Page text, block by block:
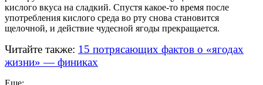
кислого вкуса на сладкий. Спустя какое-то время после
употребления кислого среда во рту снова становится
щелочной, и действие чудесной ягоды прекращается.
Читайте также: 15 потрясающих фактов о «ягодах
жизни» — финиках
Еще: